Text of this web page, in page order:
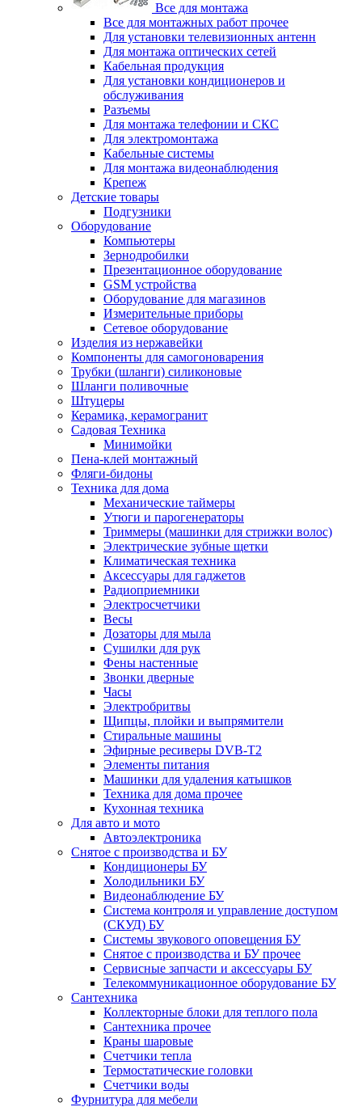
Все для монтажа
Все для монтажных работ прочее
Для установки телевизионных антенн
Для монтажа оптических сетей
Кабельная продукция
Для установки кондиционеров и
обслуживания
Разъемы
Для монтажа телефонии и СКС
Для электромонтажа
Кабельные системы
Для монтажа видеонаблюдения
Крепеж
Детские товары
Подгузники
Оборудование
Компьютеры
Зернодробилки
Презентационное оборудование
GSM устройства
Оборудование для магазинов
Измерительные приборы
Сетевое оборудование
Изделия из нержавейки
Компоненты для самогоноварения
Трубки (шланги) силиконовые
Шланги поливочные
Штуцеры
Керамика, керамогранит
Садовая Техника
Минимойки
Пена-клей монтажный
Фляги-бидоны
Техника для дома
Механические таймеры
Утюги и парогенераторы
Триммеры (машинки для стрижки волос)
Электрические зубные щетки
Климатическая техника
Аксессуары для гаджетов
Радиоприемники
Электросчетчики
Весы
Дозаторы для мыла
Сушилки для рук
Фены настенные
Звонки дверные
Часы
Электробритвы
Щипцы, плойки и выпрямители
Стиральные машины
Эфирные ресиверы DVB-T2
Элементы питания
Машинки для удаления катышков
Техника для дома прочее
Кухонная техника
Для авто и мото
Автоэлектроника
Снятое с производства и БУ
Кондиционеры БУ
Холодильники БУ
Видеонаблюдение БУ
Система контроля и управление доступом
(СКУД) БУ
Системы звукового оповещения БУ
Снятое с производства и БУ прочее
Сервисные запчасти и аксессуары БУ
Телекоммуникационное оборудование БУ
Сантехника
Коллекторные блоки для теплого пола
Сантехника прочее
Краны шаровые
Счетчики тепла
Термоcтатические головки
Счетчики воды
Фурнитура для мебели